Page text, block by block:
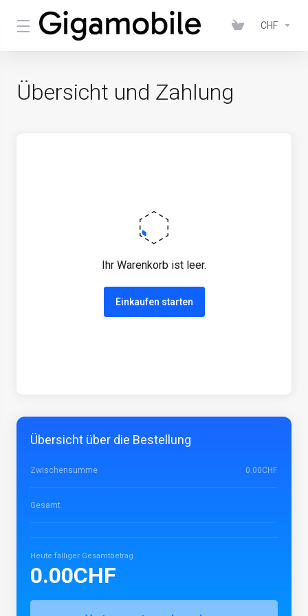
CHF
Übersicht und Zahlung
Ihr Warenkorb ist leer.
Einkaufen starten
Übersicht über die Bestellung
Zwischensumme 0.00CHF
Gesamt
Heute fälliger Gesamtbetrag
0.00CHF